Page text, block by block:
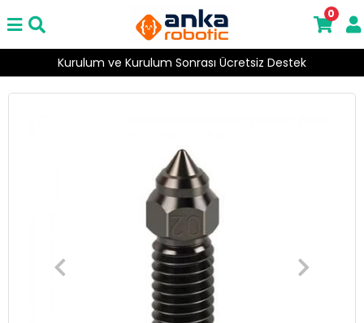
Kurulum ve Kurulum Sonrası Ücretsiz Destek
0